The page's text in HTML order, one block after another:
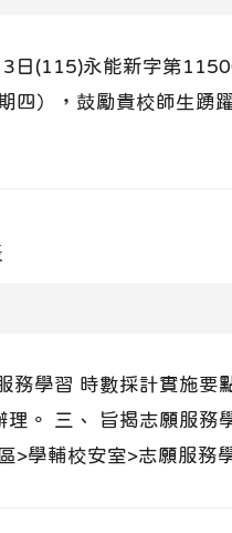
日(115)永能新字第
四），鼓勵貴校師生
學習 時數採計實施
。 三、 旨揭志願服務
>學輔校安室>志願服務